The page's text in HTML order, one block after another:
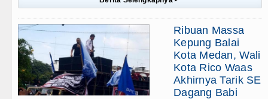
Ribuan Massa
Kepung Balai
Kota Medan, Wali
Kota Rico Waas
Akhirnya Tarik SE
Dagang Babi